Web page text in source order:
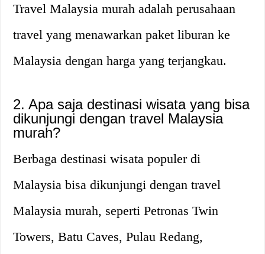
Travel Malaysia murah adalah perusahaan
travel yang menawarkan paket liburan ke
Malaysia dengan harga yang terjangkau.
2. Apa saja destinasi wisata yang bisa
dikunjungi dengan travel Malaysia
murah?
Berbaga destinasi wisata populer di
Malaysia bisa dikunjungi dengan travel
Malaysia murah, seperti Petronas Twin
Towers, Batu Caves, Pulau Redang,